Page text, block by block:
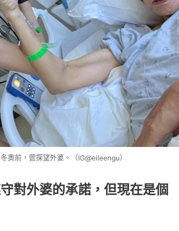
奧前，曾探望外婆。（IG@eileengu）
守對外婆的承諾，但現在是個